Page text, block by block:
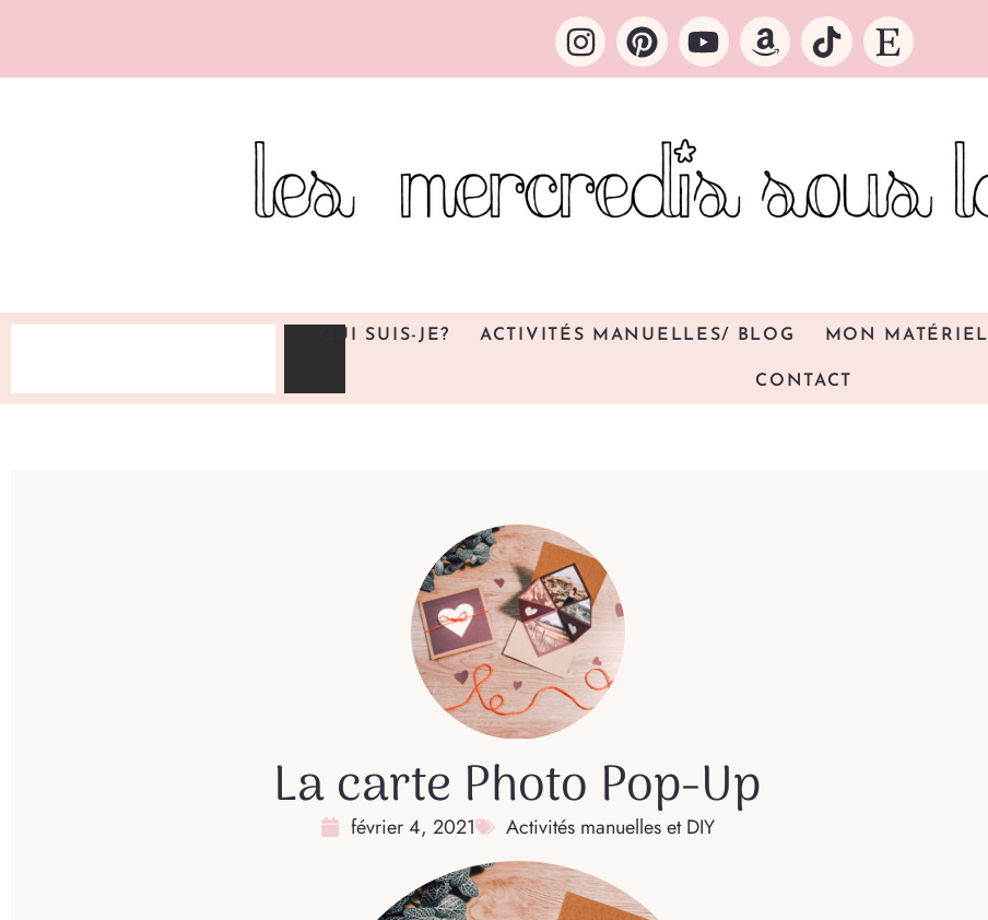
QUI SUIS-JE? ACTIVITÉS MANUELLES/ BLOG MON MATÉRIEL
CONTACT
La carte Photo Pop-Up
février 4, 2021 Activités manuelles et DIY